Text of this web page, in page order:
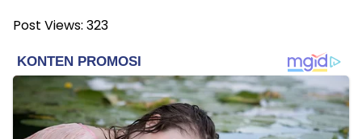
Post Views: 323